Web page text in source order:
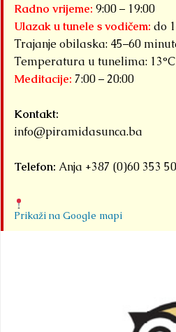
Radno vrijeme: 9:00 – 19:00
Ulazak u tunele s vodičem: do
Trajanje obilaska: 45–60
Temperatura u tunelima: 13°C
Meditacije: 7:00 – 20:00
Kontakt:
info@piramidasunca.ba
Telefon: Anja +387 (0)60 353
Prikaži na Google mapi